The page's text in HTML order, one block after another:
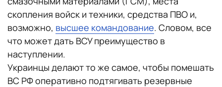
скопления войск и техники, средства ПВО и,
возможно, высшее командование. Словом, все
что может дать ВСУ преимущество в
наступлении.
Украинцы делают то же самое, чтобы помешать
ВС РФ оперативно подтягивать резервные